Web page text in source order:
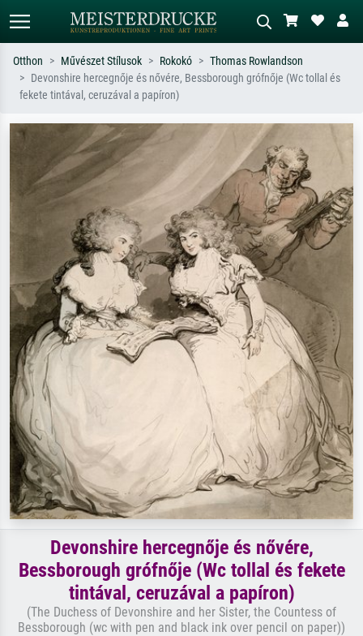
Alap keresés
szerint – pl. Monet, Csillagos éj,
impresszionizmus, Hokusai-hullám,
akt.
piros absztrakt, sötét olajkép, álló akt
egy fa mellett.
Otthon Művészet Stílusok Rokokó
Thomas Rowlandson
Devonshire hercegnője és nővére, Bessborough grófnője (Wc tollal és
fekete tintával, ceruzával a papíron)
Devonshire hercegnője és nővére,
Bessborough grófnője (Wc tollal és fekete
tintával, ceruzával a papíron)
(The Duchess of Devonshire and her Sister, the Countess of
Bessborough (wc with pen and black ink over pencil on paper))